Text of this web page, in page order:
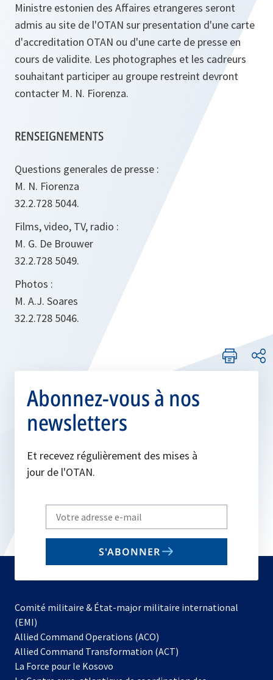
Ministre estonien des Affaires etrangeres seront
admis au site de l'OTAN sur presentation d'une carte
d'accreditation OTAN ou d'une carte de presse en
cours de validite. Les photographes et les cadreurs
souhaitant participer au groupe restreint devront
contacter M. N. Fiorenza.
RENSEIGNEMENTS
Questions generales de presse :
M. N. Fiorenza
32.2.728 5044.
Films, video, TV, radio :
M. G. De Brouwer
32.2.728 5049.
Photos :
M. A.J. Soares
32.2.728 5046.
Abonnez-vous à nos
newsletters
Et recevez régulièrement des mises à
jour de l'OTAN.
Write
your
email
S'ABONNER
Comité militaire & État-major militaire international
(EMI)
Allied Command Operations (ACO)
dans
Allied Command Transformation (ACT)
La Force pour le Kosovo